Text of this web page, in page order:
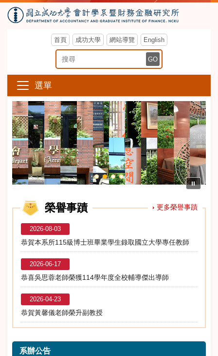
首頁 成功大學 網站導覽 English
搜尋關鍵字 GO
選單
⏸
榮譽事蹟 更多榮譽事蹟
2026-08-03
恭賀本系所115級博士班畢業學生錄取國立大學專任教師
2026-06-17
恭喜吳思蓉老師榮獲114學年度全校輔導傑出導師
2026-04-23
恭賀黃馨儀老師榮升副教授
系辦公告